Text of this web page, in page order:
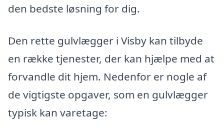
den bedste løsning for dig.
Den rette gulvlægger i Visby kan tilbyde
en række tjenester, der kan hjælpe med at
forvandle dit hjem. Nedenfor er nogle af
de vigtigste opgaver, som en gulvlægger
typisk kan varetage: